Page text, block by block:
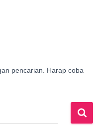
pencarian. Harap coba